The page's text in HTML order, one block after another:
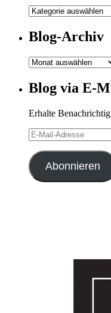
Meine
Blog-Archiv
Blog-
Blog via E-
Erhalte
E-
Mail-
Adresse
Abonnieren